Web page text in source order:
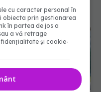
cu caracter personal în
obiecta prin gestionarea
în partea de jos a
a vă retrage
și cookie-